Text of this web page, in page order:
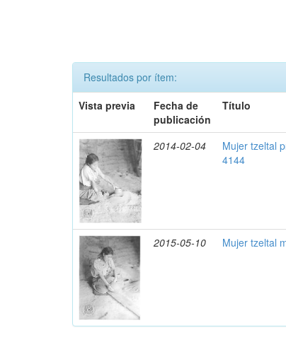
Resultados por ítem:
Vista previa
Fecha de
publicación
Título
2014-02-04
Mujer tzeltal
4144
2015-05-10 Mujer tzeltal